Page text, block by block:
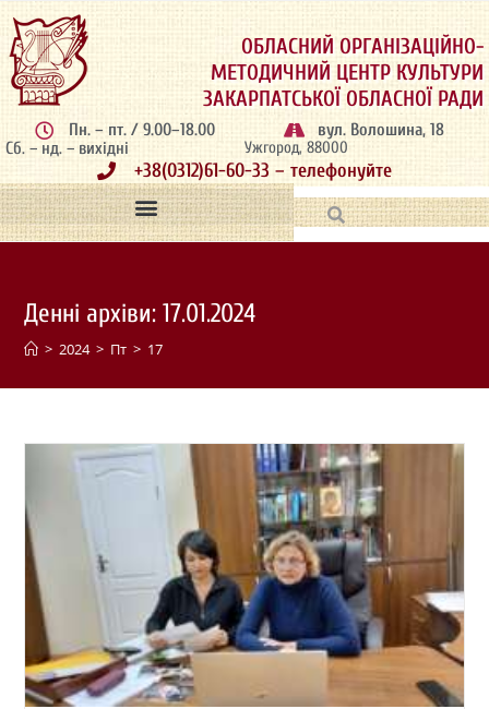
ОБЛАСНИЙ ОРГАНІЗАЦІЙНО-
МЕТОДИЧНИЙ ЦЕНТР КУЛЬТУРИ
ЗАКАРПАТСЬКОЇ ОБЛАСНОЇ РАДИ
Пн. – пт. / 9.00–18.00
Сб. – нд. – вихідні
вул. Волошина, 18
Ужгород, 88000
+38(0312)61-60-33 – телефонуйте
Денні архіви: 17.01.2024
> 2024 > Пт > 17